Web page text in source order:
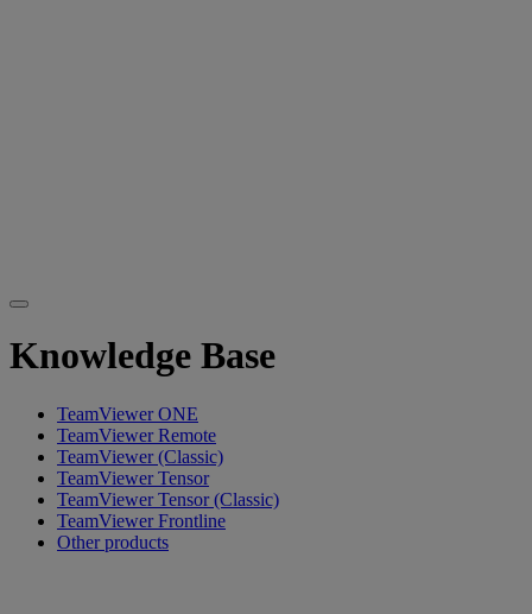
Knowledge Base
TeamViewer ONE
TeamViewer Remote
TeamViewer (Classic)
TeamViewer Tensor
TeamViewer Tensor (Classic)
TeamViewer Frontline
Other products